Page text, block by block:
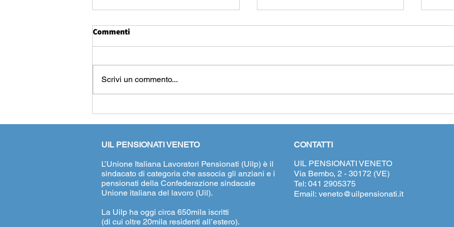
il bando contributi agli
assistiti a domicilio
2025
Commenti
Scrivi un commento...
UIL PENSIONATI VENETO
L’Unione Italiana Lavoratori Pensionati (Uilp) è il
sindacato di categoria che associa gli anziani e i
pensionati della Confederazione sindacale
Unione italiana del lavoro (Uil).
La Uilp ha oggi circa 650mila iscritti
(di cui oltre 20mila residenti all’estero).
CONTATTI
UIL PENSIONATI VENETO
Via Bembo, 2 - 30172 (VE)
Tel: 041 2905375
Email: veneto@uilpensionati.it